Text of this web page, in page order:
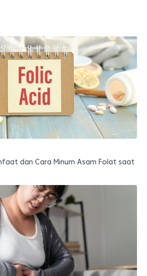
dan Cara Minum Asam Folat saat